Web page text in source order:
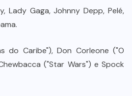
Lady Gaga, Johnny Depp, Pelé,
do Caribe"), Don Corleone ("O
("Star Wars") e Spock